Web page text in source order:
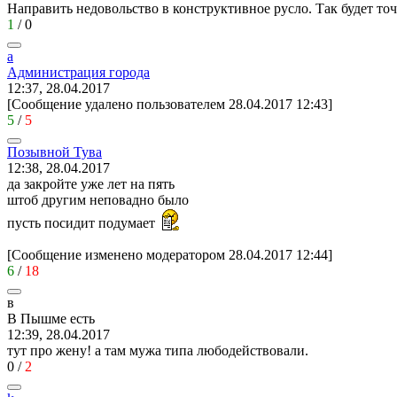
Направить недовольство в конструктивное русло. Так будет
1 /0
а
Администрация города
12:37, 28.04.2017
[Сообщение удалено пользователем 28.04.2017 12:43]
5 / 5
Позывной Тува
12:38, 28.04.2017
да закройте уже лет на пять
штоб другим неповадно было
пусть посидит подумает
[Сообщение изменено модератором 28.04.2017 12:44]
6 / 18
в
В Пышме есть
12:39, 28.04.2017
тут про жену! а там мужа типа любодействовали.
0 / 2